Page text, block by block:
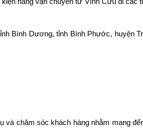
Bình Dương, tỉnh Bình Phước, huyện
chăm sóc khách hàng nhằm mang